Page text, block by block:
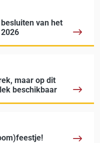
van het
maar op dit
beschikbaar